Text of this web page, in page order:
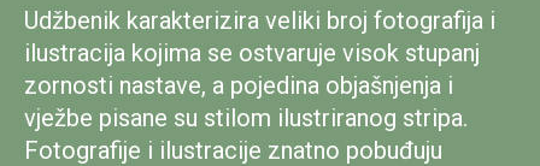
Udžbenik karakterizira veliki broj fotografija i
ilustracija kojima se ostvaruje visok stupanj
zornosti nastave, a pojedina objašnjenja i
vježbe pisane su stilom ilustriranog stripa.
Fotografije i ilustracije znatno pobuđuju